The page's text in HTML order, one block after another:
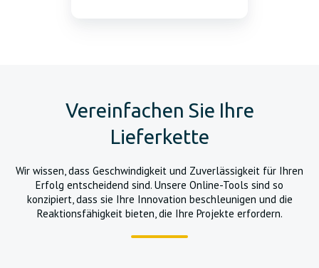
Vereinfachen Sie Ihre
Lieferkette
Wir wissen, dass Geschwindigkeit und Zuverlässigkeit für Ihren
Erfolg entscheidend sind. Unsere Online-Tools sind so
konzipiert, dass sie Ihre Innovation beschleunigen und die
Reaktionsfähigkeit bieten, die Ihre Projekte erfordern.